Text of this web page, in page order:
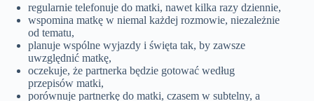
regularnie telefonuje do matki, nawet kilka razy dziennie,
wspomina matkę w niemal każdej rozmowie, niezależnie
od tematu,
planuje wspólne wyjazdy i święta tak, by zawsze
uwzględnić matkę,
oczekuje, że partnerka będzie gotować według
przepisów matki,
porównuje partnerkę do matki, czasem w subtelny, a